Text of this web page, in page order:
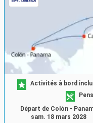
Activités à bord
Départ de Colón -
sam. 18 mars 2028